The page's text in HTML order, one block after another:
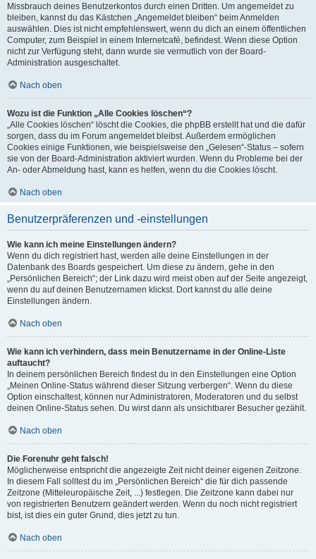
Missbrauch deines Benutzerkontos durch einen Dritten. Um angemeldet zu
bleiben, kannst du das Kästchen „Angemeldet bleiben“ beim Anmelden
auswählen. Dies ist nicht empfehlenswert, wenn du dich an einem öffentlichen
Computer, zum Beispiel in einem Internetcafé, befindest. Wenn diese Option
nicht zur Verfügung steht, dann wurde sie vermutlich von der Board-
Administration ausgeschaltet.
Nach oben
Wozu ist die Funktion „Alle Cookies löschen“?
„Alle Cookies löschen“ löscht die Cookies, die phpBB erstellt hat und die dafür
sorgen, dass du im Forum angemeldet bleibst. Außerdem ermöglichen
Cookies einige Funktionen, wie beispielsweise den „Gelesen“-Status – sofern
sie von der Board-Administration aktiviert wurden. Wenn du Probleme bei der
An- oder Abmeldung hast, kann es helfen, wenn du die Cookies löscht.
Nach oben
Benutzerpräferenzen und -einstellungen
Wie kann ich meine Einstellungen ändern?
Wenn du dich registriert hast, werden alle deine Einstellungen in der
Datenbank des Boards gespeichert. Um diese zu ändern, gehe in den
„Persönlichen Bereich“; der Link dazu wird meist oben auf der Seite angezeigt,
wenn du auf deinen Benutzernamen klickst. Dort kannst du alle deine
Einstellungen ändern.
Nach oben
Wie kann ich verhindern, dass mein Benutzername in der Online-Liste
auftaucht?
In deinem persönlichen Bereich findest du in den Einstellungen eine Option
„Meinen Online-Status während dieser Sitzung verbergen“. Wenn du diese
Option einschaltest, können nur Administratoren, Moderatoren und du selbst
deinen Online-Status sehen. Du wirst dann als unsichtbarer Besucher gezählt.
Nach oben
Die Forenuhr geht falsch!
Möglicherweise entspricht die angezeigte Zeit nicht deiner eigenen Zeitzone.
In diesem Fall solltest du im „Persönlichen Bereich“ die für dich passende
Zeitzone (Mitteleuropäische Zeit, ...) festlegen. Die Zeitzone kann dabei nur
von registrierten Benutzern geändert werden. Wenn du noch nicht registriert
bist, ist dies ein guter Grund, dies jetzt zu tun.
Nach oben